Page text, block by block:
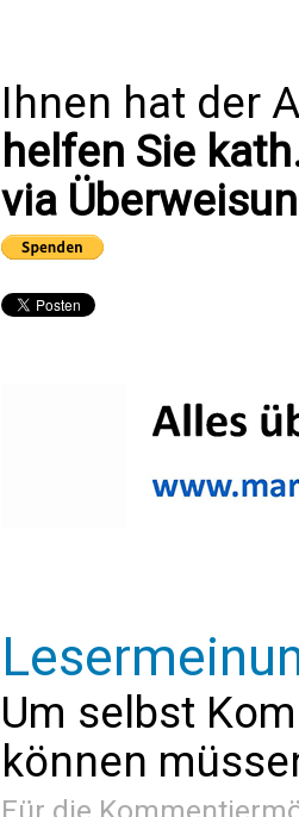
Ihnen hat der
helfen Sie
via
Um selbst
können